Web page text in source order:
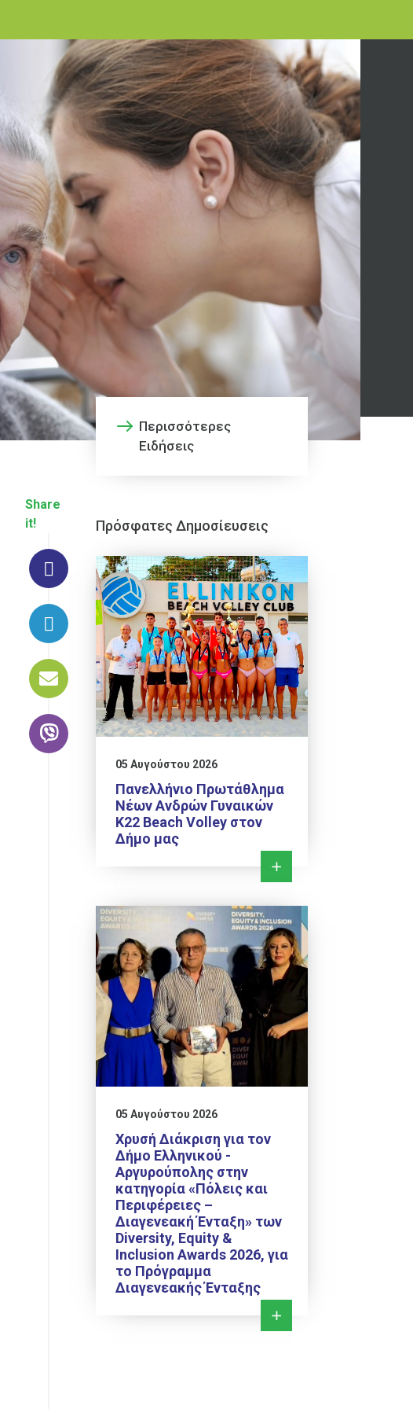
Share
it!
Περισσότερες
Ειδήσεις
Πρόσφατες Δημοσίευσεις
05 Αυγούστου 2026
Πανελλήνιο Πρωτάθλημα
Νέων Ανδρών Γυναικών
Κ22 Beach Volley στον
Δήμο μας
05 Αυγούστου 2026
Χρυσή Διάκριση για τον
Δήμο Ελληνικού -
Αργυρούπολης στην
κατηγορία «Πόλεις και
Περιφέρειες –
Διαγενεακή Ένταξη» των
Diversity, Equity &
Inclusion Awards 2026, για
το Πρόγραμμα
Διαγενεακής Ένταξης